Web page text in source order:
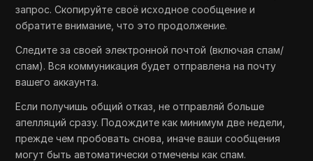
запрос. Скопируйте своё исходное сообщение и
обратите внимание, что это продолжение.
Следите за своей электронной почтой (включая спам/
спам). Вся коммуникация будет отправлена на почту
вашего аккаунта.
Если получишь общий отказ, не отправляй больше
апелляций сразу. Подождите как минимум две недели,
прежде чем пробовать снова, иначе ваши сообщения
могут быть автоматически отмечены как спам.